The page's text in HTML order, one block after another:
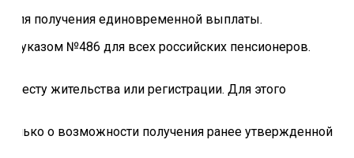
для получения единовременной выплаты.
указом №486 для всех российских пенсионеров.
жительства или регистрации. Для этого
о возможности получения ранее утвержденной